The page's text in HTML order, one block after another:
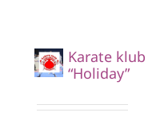
Karate klub
“Holiday”